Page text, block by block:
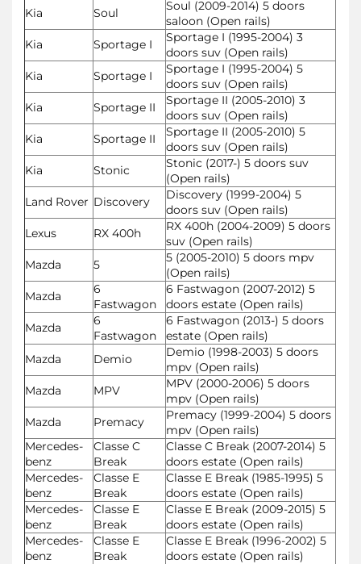
Kia
Soul
Soul (2009-2014) 5 doors
saloon (Open rails)
Kia
Sportage I
Sportage I (1995-2004) 3
doors suv (Open rails)
Kia
Sportage I
Sportage I (1995-2004) 5
doors suv (Open rails)
Kia
Sportage II
Sportage II (2005-2010) 3
doors suv (Open rails)
Kia
Sportage II
Sportage II (2005-2010) 5
doors suv (Open rails)
Kia
Stonic
Stonic (2017-) 5 doors suv
(Open rails)
Land Rover Discovery
Discovery (1999-2004) 5
doors suv (Open rails)
Lexus
RX 400h
RX 400h (2004-2009) 5 doors
suv (Open rails)
Mazda
5
5 (2005-2010) 5 doors mpv
(Open rails)
Mazda
6
Fastwagon
6 Fastwagon (2007-2012) 5
doors estate (Open rails)
Mazda
6
Fastwagon
6 Fastwagon (2013-) 5 doors
estate (Open rails)
Mazda
Demio
Demio (1998-2003) 5 doors
mpv (Open rails)
Mazda
MPV
MPV (2000-2006) 5 doors
mpv (Open rails)
Mazda
Premacy
Premacy (1999-2004) 5 doors
mpv (Open rails)
Mercedes-
benz
Classe C
Break
Classe C Break (2007-2014) 5
doors estate (Open rails)
Mercedes-
benz
Classe E
Break
Classe E Break (1985-1995) 5
doors estate (Open rails)
Mercedes-
benz
Classe E
Break
Classe E Break (2009-2015) 5
doors estate (Open rails)
Mercedes-
benz
Classe E
Break
Classe E Break (1996-2002) 5
doors estate (Open rails)